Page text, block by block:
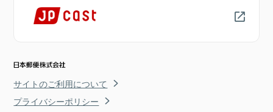
サイトのご利用について
プライバシーポリシー